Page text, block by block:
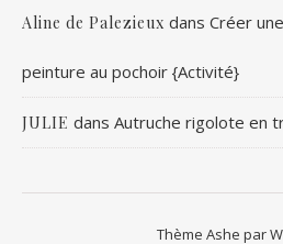
Aline de Palezieux dans Créer
peinture au pochoir {Activité}
JULIE dans Autruche rigolote en
Thème Ashe par